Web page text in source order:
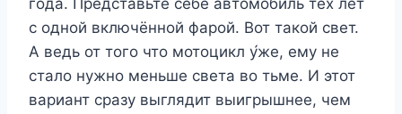
года. Представьте себе автомобиль тех лет
с одной включённой фарой. Вот такой свет.
А ведь от того что мотоцикл у́же, ему не
стало нужно меньше света во тьме. И этот
вариант сразу выглядит выигрышнее, чем